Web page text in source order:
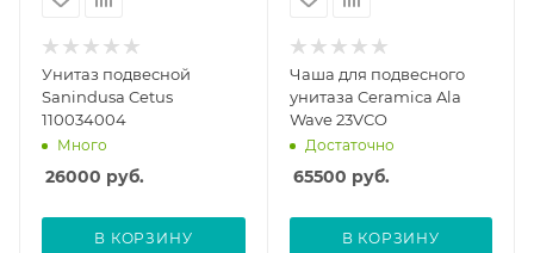
Унитаз подвесной
Sanindusa Cetus
110034004
Много
26000 руб.
В КОРЗИНУ
Чаша для подвесного
унитаза Ceramica Ala
Wave 23VCO
Достаточно
65500 руб.
В КОРЗИНУ